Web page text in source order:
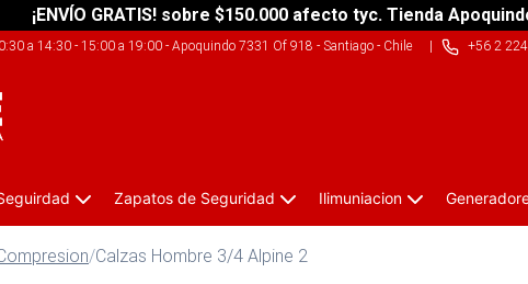
¡ENVÍO GRATIS! sobre $150.000 afecto tyc. Tienda
a 14:30 - 15:00 a 19:00- Apoquindo 7331 Of 918 - Santiago - Chile| +56 2
Zapatos de Seguridad Ilimuniacion
/Calzas Hombre 3/4 Alpine 2